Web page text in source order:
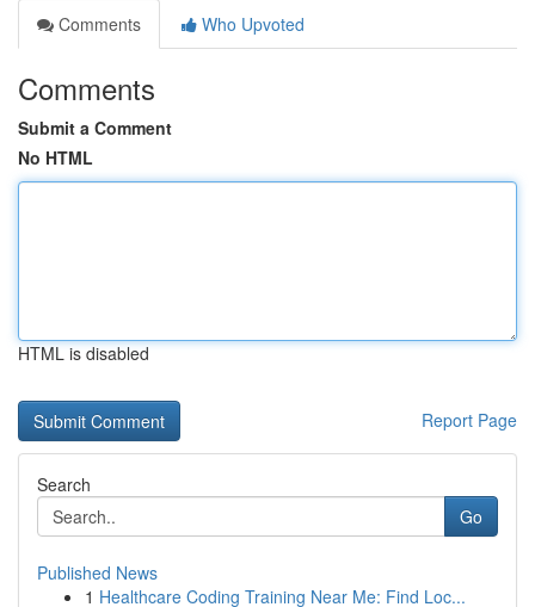
Comments
Who Upvoted
Comments
Submit a Comment
No HTML
HTML is disabled
Report Page
Search
Go
Published News
1 Healthcare Coding Training Near Me: Find Loc...